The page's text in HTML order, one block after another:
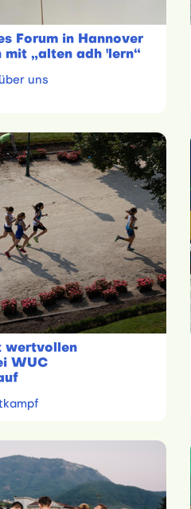
Forum in Hannover
mit „alten adh 'lern“
uns
wertvollen
WUC